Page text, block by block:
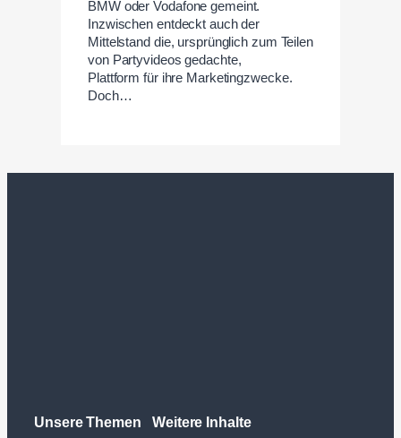
BMW oder Vodafone gemeint.
Inzwischen entdeckt auch der
Mittelstand die, ursprünglich zum Teilen
von Partyvideos gedachte,
Plattform für ihre Marketingzwecke.
Doch…
Unsere Themen Weitere Inhalte